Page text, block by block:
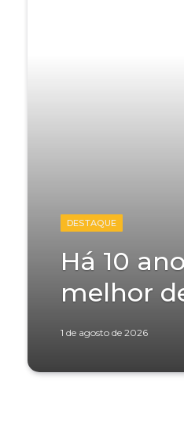
DESTAQUE
Há 10
melhor
1 de agosto de 2026